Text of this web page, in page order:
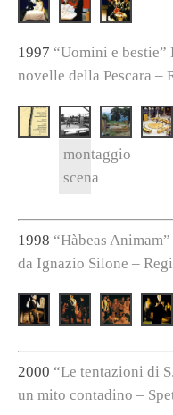
1997 “Uomini e bestie”
novelle della Pescara –
montaggio
scena
1998 “Hàbeas
da Ignazio Silone –
2000 “Le tentazioni di
un mito contadino –